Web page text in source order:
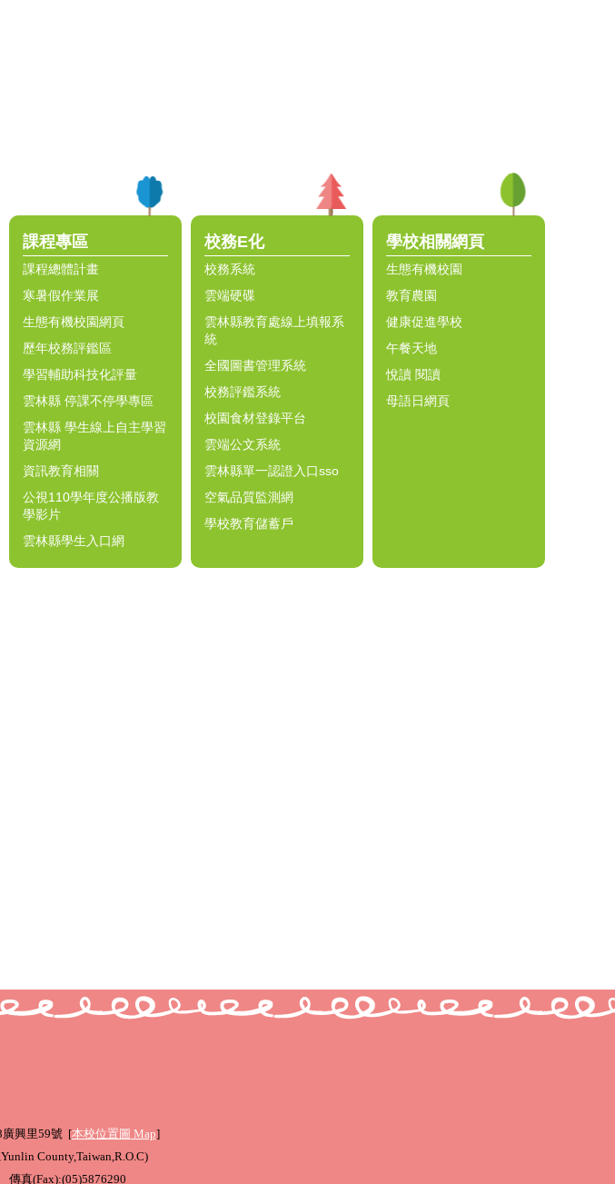
課程專區
課程總體計畫
寒暑假作業展
生態有機校園網頁
歷年校務評鑑區
學習輔助科技化評量
雲林縣 停課不停學專區
雲林縣 學生線上自主學習
資源網
資訊教育相關
公視110學年度公播版教
學影片
雲林縣學生入口網
校務E化
校務系統
雲端硬碟
雲林縣教育處線上填報系
統
全國圖書管理系統
校務評鑑系統
校園食材登錄平台
雲端公文系統
雲林縣單一認證入口sso
空氣品質監測網
學校教育儲蓄戶
學校相關網頁
生態有機校園
教育農園
健康促進學校
午餐天地
悅讀 閱讀
母語日網頁
興里59號 [本校位置圖 Map]
County,Taiwan,R.O.C)
真(Fax):(05)5876290